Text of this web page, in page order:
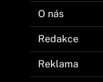
O nás
Redakce
Reklama